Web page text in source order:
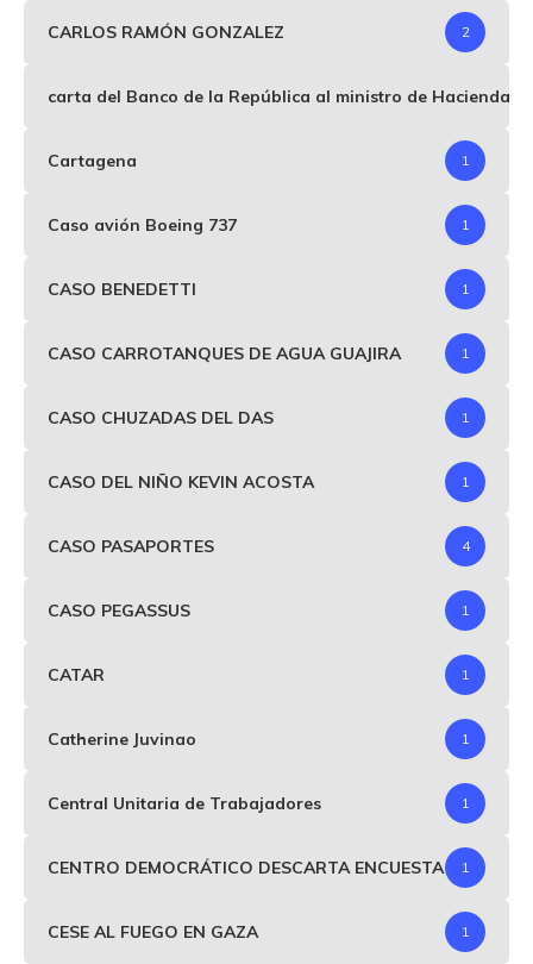
CARLOS RAMÓN GONZALEZ 2
carta del Banco de la República al ministro de Hacienda
Cartagena 1
Caso avión Boeing 737 1
CASO BENEDETTI 1
CASO CARROTANQUES DE AGUA GUAJIRA 1
CASO CHUZADAS DEL DAS 1
CASO DEL NIÑO KEVIN ACOSTA 1
CASO PASAPORTES 4
CASO PEGASSUS 1
CATAR 1
Catherine Juvinao 1
Central Unitaria de Trabajadores 1
CENTRO DEMOCRÁTICO DESCARTA ENCUESTA 1
CESE AL FUEGO EN GAZA 1